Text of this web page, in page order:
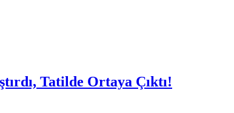
Tatilde Ortaya Çıktı!